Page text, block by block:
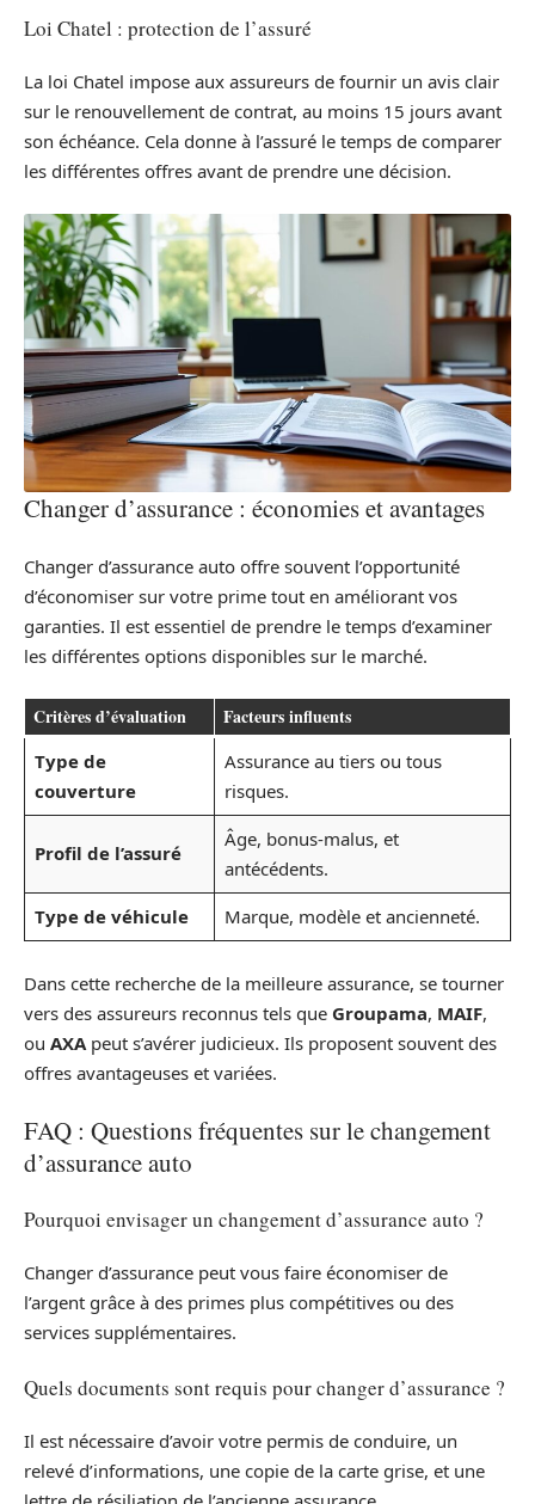
Loi Chatel : protection de l’assuré
La loi Chatel impose aux assureurs de fournir un avis clair
sur le renouvellement de contrat, au moins 15 jours avant
son échéance. Cela donne à l’assuré le temps de comparer
les différentes offres avant de prendre une décision.
Changer d’assurance : économies et avantages
Changer d’assurance auto offre souvent l’opportunité
d’économiser sur votre prime tout en améliorant vos
garanties. Il est essentiel de prendre le temps d’examiner
les différentes options disponibles sur le marché.
Critères d’évaluation Facteurs influents
Type de
couverture
Assurance au tiers ou tous
risques.
Profil de l’assuré
Âge, bonus-malus, et
antécédents.
Type de véhicule
Marque, modèle et ancienneté.
Dans cette recherche de la meilleure assurance, se tourner
vers des assureurs reconnus tels que Groupama, MAIF,
ou AXA peut s’avérer judicieux. Ils proposent souvent des
offres avantageuses et variées.
FAQ : Questions fréquentes sur le changement
d’assurance auto
Pourquoi envisager un changement d’assurance auto ?
Changer d’assurance peut vous faire économiser de
l’argent grâce à des primes plus compétitives ou des
services supplémentaires.
Quels documents sont requis pour changer d’assurance ?
Il est nécessaire d’avoir votre permis de conduire, un
relevé d’informations, une copie de la carte grise, et une